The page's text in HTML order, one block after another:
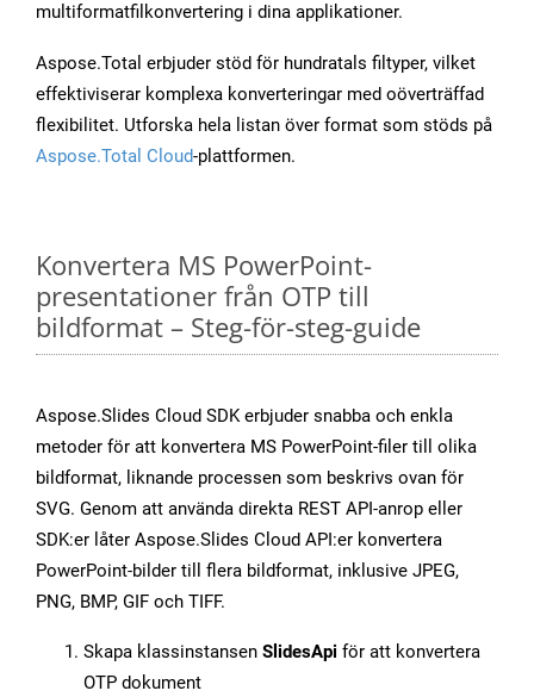
multiformatfilkonvertering i dina applikationer.
Aspose.Total erbjuder stöd för hundratals filtyper, vilket
effektiviserar komplexa konverteringar med oöverträffad
flexibilitet. Utforska hela listan över format som stöds på
Aspose.Total Cloud-plattformen.
Konvertera MS PowerPoint-
presentationer från OTP till
bildformat – Steg-för-steg-guide
Aspose.Slides Cloud SDK erbjuder snabba och enkla
metoder för att konvertera MS PowerPoint-filer till olika
bildformat, liknande processen som beskrivs ovan för
SVG. Genom att använda direkta REST API-anrop eller
SDK:er låter Aspose.Slides Cloud API:er konvertera
PowerPoint-bilder till flera bildformat, inklusive JPEG,
PNG, BMP, GIF och TIFF.
Skapa klassinstansen SlidesApi för att konvertera
OTP dokument